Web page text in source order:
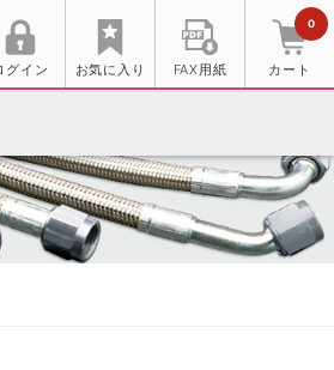
グイン お気に入り FAX用紙 カート
0